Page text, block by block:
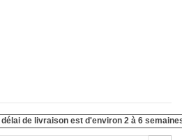
de livraison est d'environ 2 à 6